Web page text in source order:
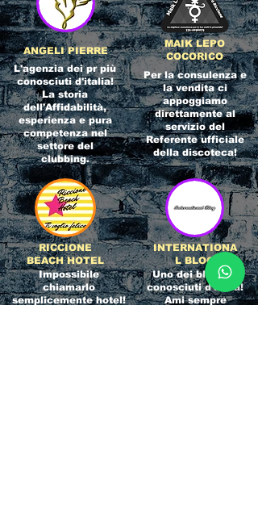
ANGELI PIERRE
L'agenzia dei pr più
conosciuti d'italia!
La storia
dell'Affidabilità,
esperienza e pura
competenza nel
settore del
clubbing.
MAIK LEPO
COCORICO
Per la consulenza e
la vendita ci
appoggiamo
direttamente al
servizio del
Referente ufficiale
della discoteca!
RICCIONE
BEACH HOTEL
Impossibile
chiamarlo
semplicemente hotel!
INTERNATIONA
L BLOG
Uno dei blog più
conosciuti d'italia!
Ami sempre